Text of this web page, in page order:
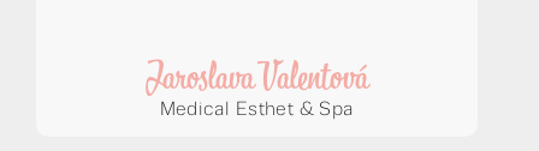
Jaroslava Valentová
Medical Esthet & Spa